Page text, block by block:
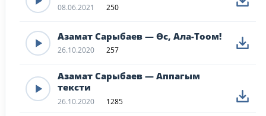
08.06.2021 250
Азамат Сарыбаев — Өс, Ала-Тоом!
26.10.2020 257
Азамат Сарыбаев — Аппагым
тексти
26.10.2020 1285